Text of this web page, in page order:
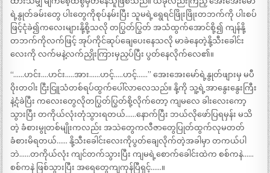
ရဲ့နွုတ်ခမ်းတွေ ပါးတွေကိုစုပ်နမ်းပြီး သူမရဲ့ရွေရင်ဖြိုးဖြိုးတဘက်ကို ပါးစပ်
ဖြင့်ငုံခဲ၍ကလေးများနို့စို့သလို တပြွတ်ပြွတ် အသံထွက်အောင်စို့၍ ကျန်နို့
တဘက်ကိုလက်ဖြင့် အုပ်ကိုင်ဆုပ်ချေပေးနေသလို မာခဲနေတဲ့နို့သီးခေါင်း
လေးကို လက်မနဲ့လက်ညှိုးကြားမှညှပ်ပြီး ပွတ်နေလိုက်လေ၏။
“……ဟင်း….ဟင်း…..အား……ဟင့်…..ဟင့်……” အေးအေးမော်ရဲ့နွုတ်ဖျားမှ မပီ
ဝိုးတဝါး ငြီးငြူသံတစ်ရပ်ထွက်ပေါ်လာလေသည်။ နို့ကို သူ့ရဲ့အာနွေးနွေးကြီး
နဲ့ငုံခဲပြီး ကလေးတွေလိုတပြွတ်ပြွတ်စို့လိုက်တော့ ကျမလေ ခါးလေးကော့
သွားပြီး တကိုယ်လုံးတုံသွားရတယ်……နောက်ပြီး ဘယ်လိုဖော်ပြရမှန်း မသိ
တဲ့ ခံစားမွုတစ်မျိုးကလည်း အသဲတွေကလီဇာတွေပြုတ်ထွက်လုမတတ်
ခံစားမိရတယ်…… နို့သီးခေါင်းလေးကိုပွတ်ချေလိုက်တဲ့အခါမှာ တကယ်ပါ
ဘဲ……တကိုယ်လုံး ကျင်တက်သွားပြီး ကျမရဲ့စောက်ခေါင်းထဲက စစ်ကနဲ……
စစ်ကနဲ ဖြစ်သွားပြီး အရေတွေကျကုန်ပြီရှင့်……။